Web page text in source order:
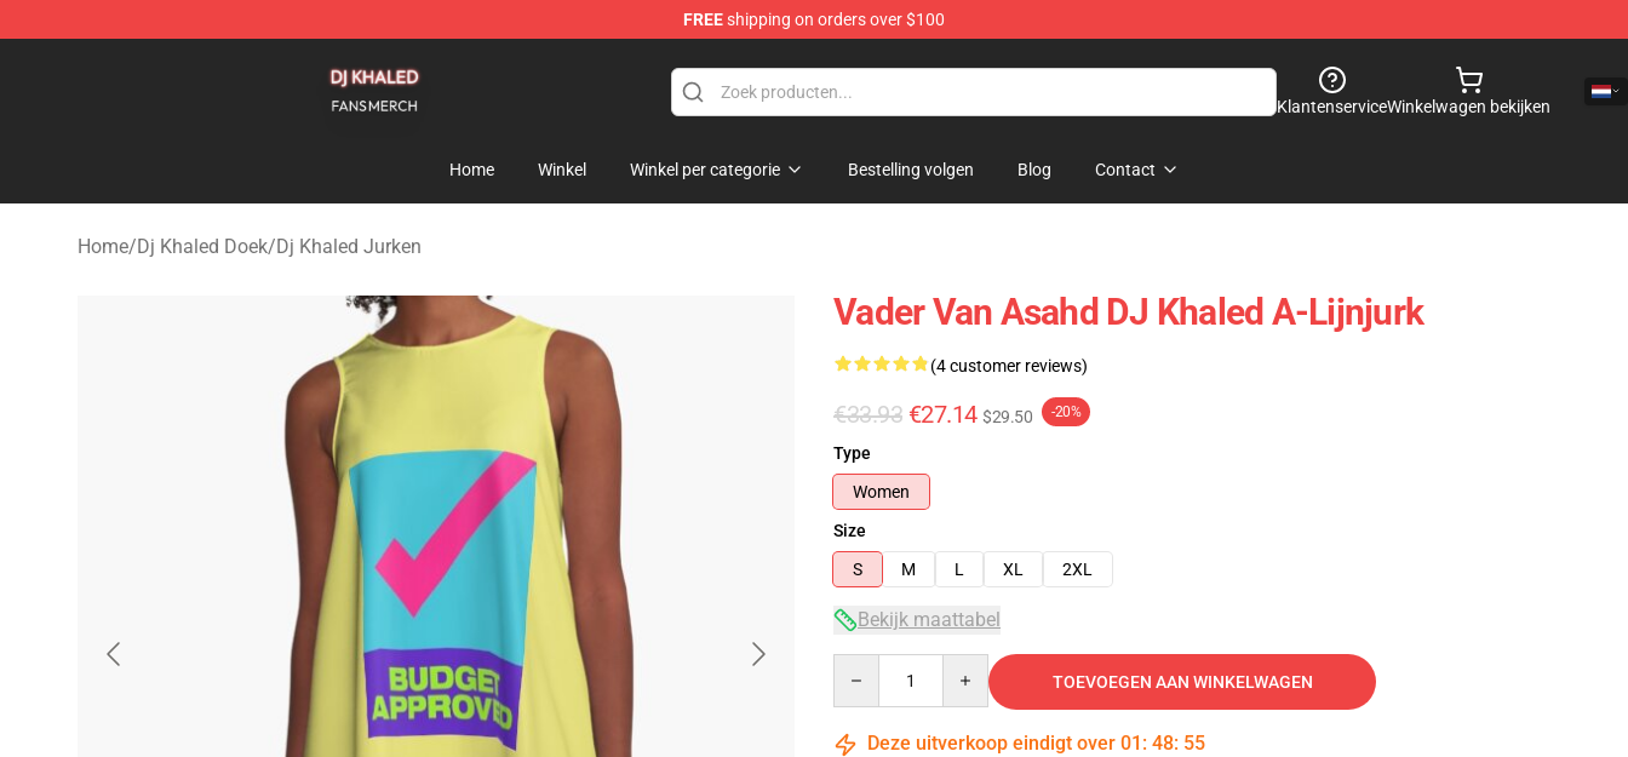
FREEshipping on orders over $100
KlantenserviceWinkelwagen bekijken
Home Winkel Winkel per categorie Bestelling volgen Blog Contact
Home/Dj Khaled Doek/Dj Khaled Jurken
Vader Van Asahd DJ Khaled A-Lijnjurk
(4 customer reviews)
€33.93 €27.14 $29.50 -20%
Type
Women
Size
S
M L XL 2XL
Bekijk maattabel
TOEVOEGEN AAN WINKELWAGEN
Deze uitverkoop eindigt over 01 : 48: 54